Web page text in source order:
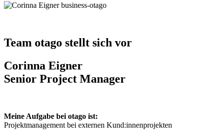
Team otago stellt sich vor
Corinna Eigner
Senior Project Manager
Meine Aufgabe bei otago ist:
Projektmanagement bei externen Kund:innenprojekten